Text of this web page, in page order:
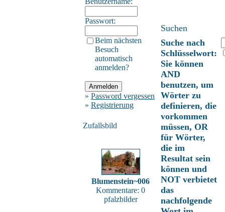
Passwort:
Beim nächsten
Besuch
automatisch
anmelden?
» Password vergessen
» Registrierung
Zufallsbild
Blumenstein~006
Kommentare: 0
pfalzbilder
Suchen
Suche nach
Schlüsselwort:
Sie können
AND
benutzen, um
Wörter zu
definieren, die
vorkommen
müssen, OR
für Wörter,
die im
Resultat sein
können und
NOT verbietet
das
nachfolgende